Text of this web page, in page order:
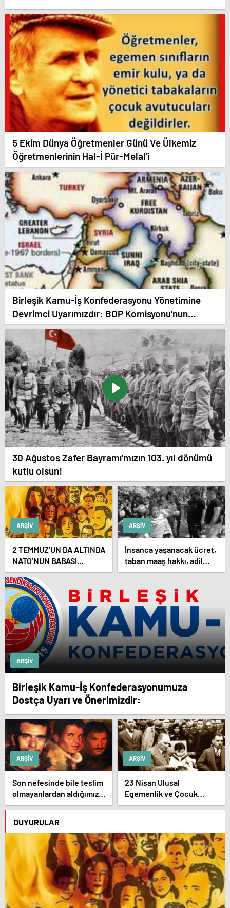
5 Ekim Dünya Öğretmenler Günü Ve Ülkemiz
Öğretmenlerinin Hal-İ Pür-Melal’i
Birleşik Kamu-İş Konfederasyonu Yönetimine
Devrimci Uyarımızdır: BOP Komisyonu’nun
Davetine İcabet Etmeyin!
30 Ağustos Zafer Bayramı’mızın 103. yıl dönümü
kutlu olsun!
ARŞIV
2 TEMMUZ’UN DA ALTINDA
NATO’NUN BABASI
ABD’NİN İMZASI VARDIR!
ARŞIV
İnsanca yaşanacak ücret,
taban maaş hakkı, adil
atama sistemi, laik,
parasız bir eğitim sistemi
sağlanana dek
mücadelemizi
sürdüreceğiz.
ARŞIV
Birleşik Kamu-İş Konfederasyonumuza
Dostça Uyarı ve Önerimizdir:
ARŞIV
Son nefesinde bile teslim
olmayanlardan aldığımız
bayrağı “Tam Bağımsız
dalgalandırıyoruz.
ARŞIV
23 Nisan Ulusal
Egemenlik ve Çocuk
Bayramı’mız kutlu olsun
DUYURULAR